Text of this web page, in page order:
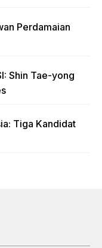
Perdamaian
Shin Tae-yong
Tiga Kandidat